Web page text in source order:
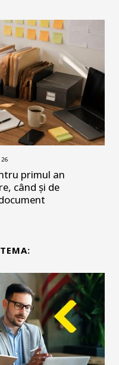
primul an
când și de